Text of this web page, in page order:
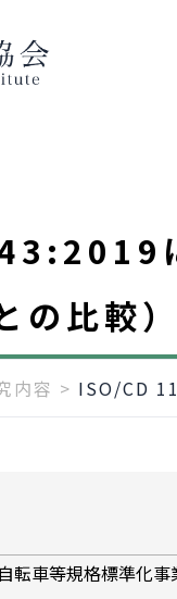
の比較）
内容 > ISO/CD
転車等規格標準化事